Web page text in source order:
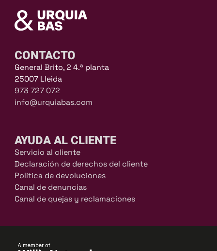
CONTACTO
General Brito, 2 4.ª planta
25007 Lleida
973 727 072
info@urquiabas.com
AYUDA AL CLIENTE
Servicio al cliente
Declaración de derechos del cliente
Política de devoluciones
Canal de denuncias
Canal de quejas y reclamaciones